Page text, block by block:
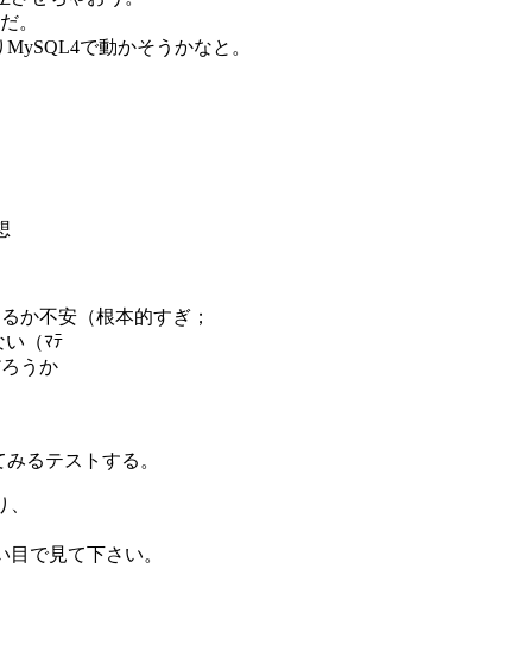
。
で動かそうかなと。
か不安（根本的すぎ；
い（ﾏﾃ
うか
るテストする。
で見て下さい。